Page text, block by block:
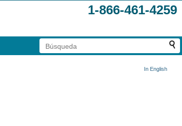
1-866-461-4259
In English